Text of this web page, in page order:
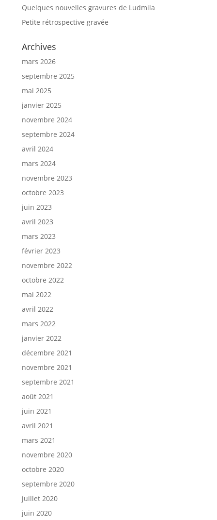
Quelques nouvelles gravures de Ludmila
Petite rétrospective gravée
Archives
mars 2026
septembre 2025
mai 2025
janvier 2025
novembre 2024
septembre 2024
avril 2024
mars 2024
novembre 2023
octobre 2023
juin 2023
avril 2023
mars 2023
février 2023
novembre 2022
octobre 2022
mai 2022
avril 2022
mars 2022
janvier 2022
décembre 2021
novembre 2021
septembre 2021
août 2021
juin 2021
avril 2021
mars 2021
novembre 2020
octobre 2020
septembre 2020
juillet 2020
juin 2020